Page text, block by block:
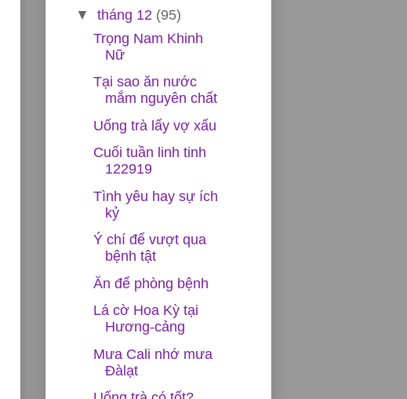
▼ tháng 12 (95)
Trọng Nam Khinh
Nữ
Tại sao ăn nước
mắm nguyên chất
Uống trà lấy vợ xấu
Cuối tuần linh tinh
122919
Tình yêu hay sự ích
kỷ
Ý chí để vượt qua
bệnh tật
Ăn để phòng bệnh
Lá cờ Hoa Kỳ tại
Hương-cảng
Mưa Cali nhớ mưa
Đàlạt